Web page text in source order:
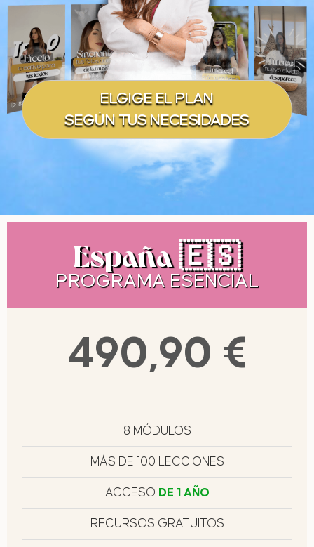
ELGIGE EL PLAN
SEGÚN TUS NECESIDADES
España 🇪🇸
PROGRAMA ESENCIAL
490,90 €
8 MÓDULOS
MÁS DE 100 LECCIONES
ACCESO DE 1 AÑO
RECURSOS GRATUITOS